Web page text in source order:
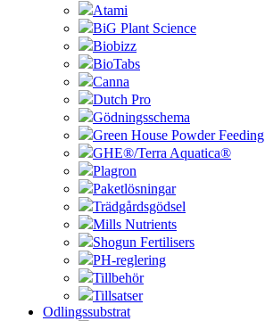
Atami
BiG Plant Science
Biobizz
BioTabs
Canna
Dutch Pro
Gödningsschema
Green House Powder Feeding
GHE®/Terra Aquatica®
Plagron
Paketlösningar
Trädgårdsgödsel
Mills Nutrients
Shogun Fertilisers
PH-reglering
Tillbehör
Tillsatser
Odlingssubstrat